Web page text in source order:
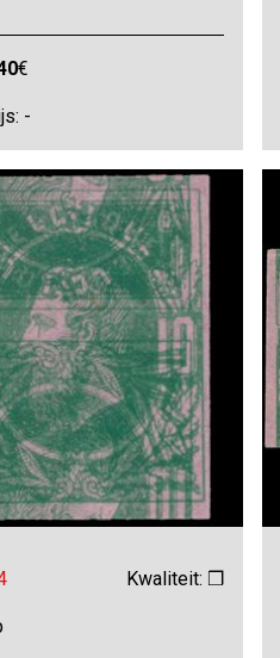
€
-
Kwaliteit: ❒